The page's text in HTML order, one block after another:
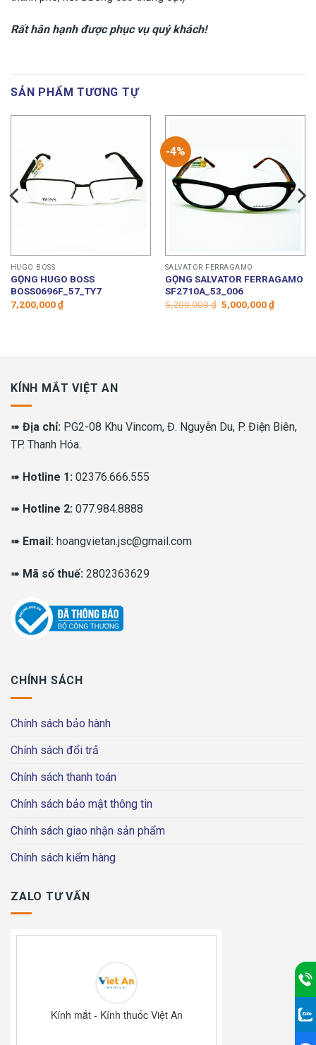
Rất hân hạnh được phục vụ quý khách!
SẢN PHẨM TƯƠNG TỰ
HUGO BOSS
GỌNG HUGO BOSS
BOSS0696F_57_TY7
7,200,000₫
-4%
SALVATOR FERRAGAMO
GỌNG SALVATOR FERRAGAMO
SF2710A_53_006
5,200,000₫ Giá
gốc
5,000,000₫Giá
hiện
KÍNH MẮT VIỆT AN
➠ Địa chỉ: PG2-08 Khu Vincom, Đ. Nguyễn Du, P. Điện Biên,
TP. Thanh Hóa.
➠ Hotline 1: 02376.666.555
➠ Hotline 2: 077.984.8888
➠ Email: hoangvietan.jsc@gmail.com
➠ Mã số thuế: 2802363629
CHÍNH SÁCH
Chính sách bảo hành
Chính sách đổi trả
Chính sách thanh toán
Chính sách bảo mật thông tin
Chính sách giao nhận sản phẩm
Chính sách kiểm hàng
ZALO TƯ VẤN